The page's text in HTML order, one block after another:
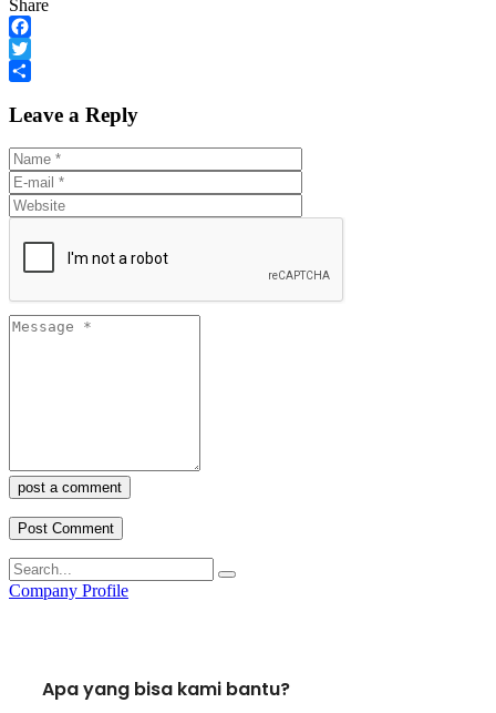
Share
Facebook
Twitter
Leave a Reply
post a comment
Company Profile
Apa yang bisa kami bantu?